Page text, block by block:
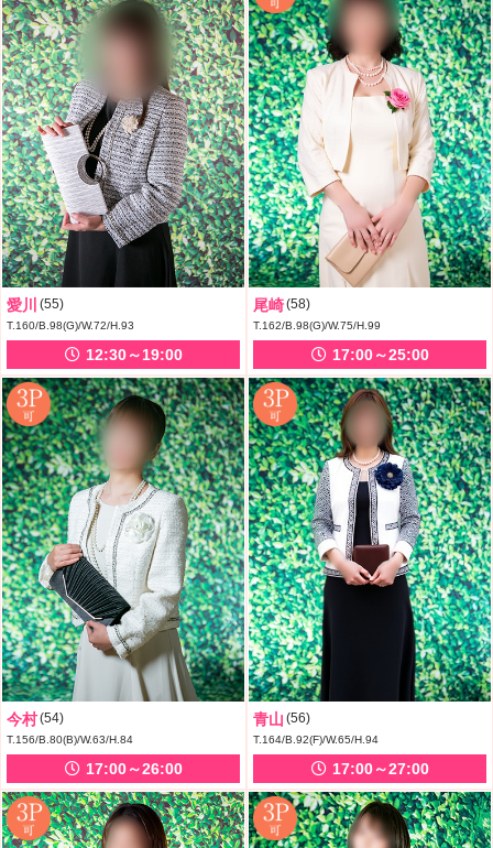
愛川 (55)
T.160/B.98(G)/W.72/H.93
12:30～19:00
尾崎(58)
T.162/B.98(G)/W.75/H.99
17:00～25:00
今村(54)
T.156/B.80(B)/W.63/H.84
17:00～26:00
青山 (56)
T.164/B.92(F)/W.65/H.94
17:00～27:00